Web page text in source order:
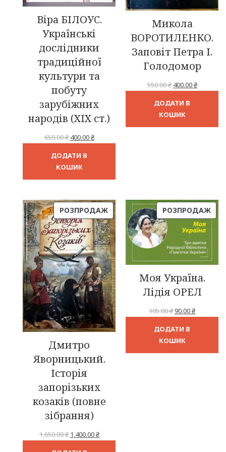
Віра БІЛОУС.
Українські
дослідники
традиційної
культури та
побуту
зарубіжних
народів (XIX ст.)
650.00₴ Оригінальна
650.00 ₴.
400.00₴Поточна
ДОДАТИ В
КОШИК
Микола
ВОРОТИЛЕНКО.
Заповіт Петра І.
Голодомор
550.00₴ Оригінальна
550.00 ₴.
400.00₴Поточна
ДОДАТИ В
КОШИК
РОЗПРОДАЖТОВАР
ЗІ
ЗНИЖКОЮ
Дмитро
Яворницький.
Історія
запорізьких
козаків (повне
зібрання)
1,650.00₴ Оригінальна
1,400.00₴Поточна
РОЗПРОДАЖ
Моя Україна.
Лідія ОРЕЛ
105.00₴Оригінальна
105.00 ₴.
90.00₴Поточна
ДОДАТИ В
КОШИК